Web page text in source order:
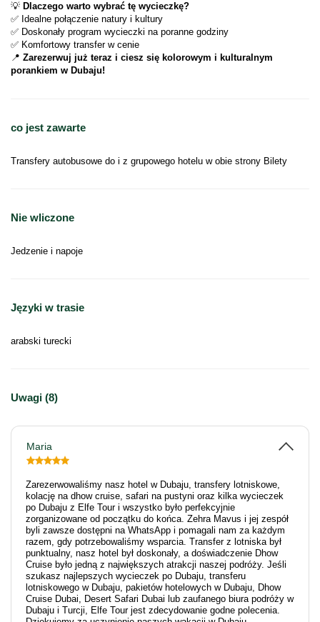
💡 Dlaczego warto wybrać tę wycieczkę?
✅ Idealne połączenie natury i kultury
✅ Doskonały program wycieczki na poranne godziny
✅ Komfortowy transfer w cenie
📍 Zarezerwuj już teraz i ciesz się kolorowym i kulturalnym
porankiem w Dubaju!
co jest zawarte
Transfery autobusowe do i z grupowego hotelu w obie strony Bilety
Nie wliczone
Jedzenie i napoje
Języki w trasie
arabski turecki
Uwagi (8)
Maria
Zarezerwowaliśmy nasz hotel w Dubaju, transfery lotniskowe,
kolację na dhow cruise, safari na pustyni oraz kilka wycieczek
po Dubaju z Elfe Tour i wszystko było perfekcyjnie
zorganizowane od początku do końca. Zehra Mavus i jej zespół
byli zawsze dostępni na WhatsApp i pomagali nam za każdym
razem, gdy potrzebowaliśmy wsparcia. Transfer z lotniska był
punktualny, nasz hotel był doskonały, a doświadczenie Dhow
Cruise było jedną z największych atrakcji naszej podróży. Jeśli
szukasz najlepszych wycieczek po Dubaju, transferu
lotniskowego w Dubaju, pakietów hotelowych w Dubaju, Dhow
Cruise Dubai, Desert Safari Dubai lub zaufanego biura podróży w
Dubaju i Turcji, Elfe Tour jest zdecydowanie godne polecenia.